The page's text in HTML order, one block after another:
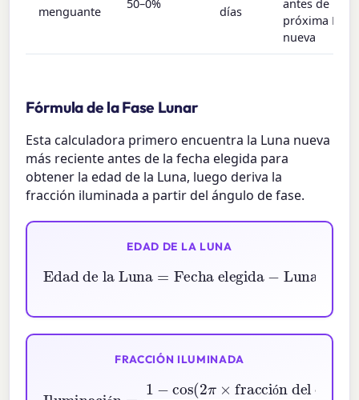
menguante
50–0%
días
antes de la
próxima Luna
nueva
Fórmula de la Fase Lunar
Esta calculadora primero encuentra la Luna nueva
más reciente antes de la fecha elegida para
obtener la edad de la Luna, luego deriva la
fracción iluminada a partir del ángulo de fase.
EDAD DE LA LUNA
Edad de la Luna Fecha elegida
Luna nueva más reciente
FRACCIÓN ILUMINADA
ó
=1 cos(2π×
fracción del ciclo 2×100%